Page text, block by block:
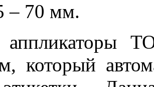
– 70 мм.
который